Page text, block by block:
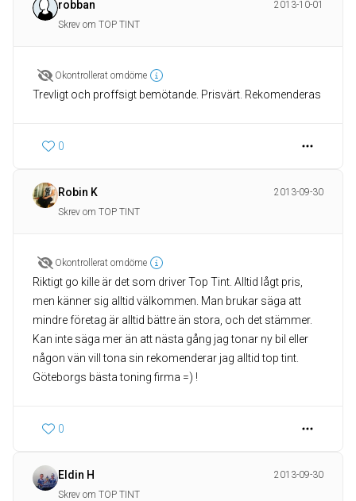
robban
2013-10-01
Skrev om TOP TINT
Okontrollerat omdöme
Trevligt och proffsigt bemötande. Prisvärt. Rekomenderas
0
Robin K
2013-09-30
Skrev om TOP TINT
Okontrollerat omdöme
Riktigt go kille är det som driver Top Tint. Alltid lågt pris,
men känner sig alltid välkommen. Man brukar säga att
mindre företag är alltid bättre än stora, och det stämmer.
Kan inte säga mer än att nästa gång jag tonar ny bil eller
någon vän vill tona sin rekomenderar jag alltid top tint.
Göteborgs bästa toning firma =) !
0
Eldin H
2013-09-30
Skrev om TOP TINT